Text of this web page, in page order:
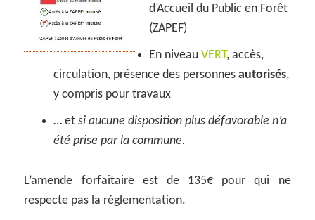
d’Accueil du Public en Forêt
(ZAPEF)
En niveauVERT, accès,
circulation, présence des personnesautorisés,
y compris pour travaux
… etsi aucune disposition plus défavorable n’a
été prise par la commune.
L’amende forfaitaire est de 135€ pour qui ne
respecte pas la réglementation.